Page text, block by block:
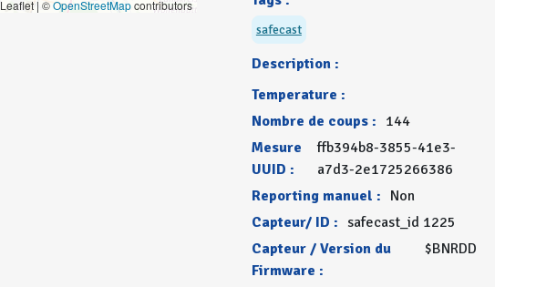
Leaflet | ©OpenStreetMapcontributors
safecast
Description :
Temperature :
Nombre de coups : 144
Mesure
UUID :
ffb394b8-3855-41e3-
a7d3-2e1725266386
Reporting manuel : Non
Capteur/ ID : safecast_id 1225
Capteur / Version du
Firmware :
$BNRDD